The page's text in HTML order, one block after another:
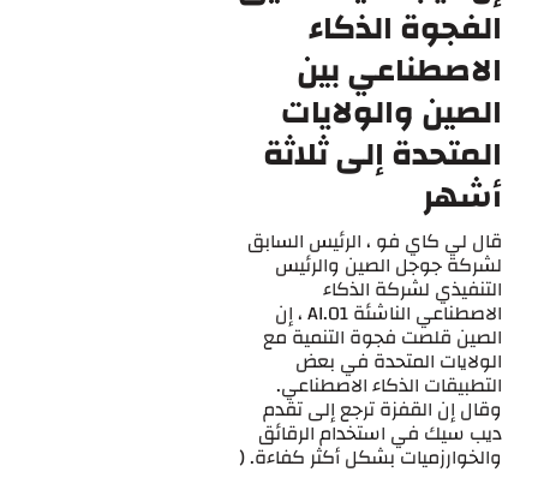
الفجوة الذكاء
الاصطناعي بين
الصين والولايات
المتحدة إلى ثلاثة
أشهر
قال لي كاي فو ، الرئيس السابق
لشركة جوجل الصين والرئيس
التنفيذي لشركة الذكاء
الاصطناعي الناشئة 01.AI ، إن
الصين قلصت فجوة التنمية مع
الولايات المتحدة في بعض
التطبيقات الذكاء الاصطناعي.
وقال إن القفزة ترجع إلى تقدم
ديب سيك في استخدام الرقائق
والخوارزميات بشكل أكثر كفاءة. (